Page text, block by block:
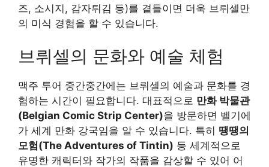
즈, 소시지, 감자튀김 등)를 곁들이면 더욱 브뤼셀만
의 미식 경험을 할 수 있습니다.
브뤼셀의 문화와 예술 체험
맥주 투어 중간중간에는 브뤼셀의 예술과 문화를 경
험하는 시간이 필요합니다. 대표적으로 만화 박물관
(Belgian Comic Strip Center)을 방문하면 벨기에
가 세계 만화 강국임을 알 수 있습니다. 특히 땡땡의
모험(The Adventures of Tintin) 등 세계적으로
유명한 캐릭터와 작가의 작품을 감상할 수 있어 어